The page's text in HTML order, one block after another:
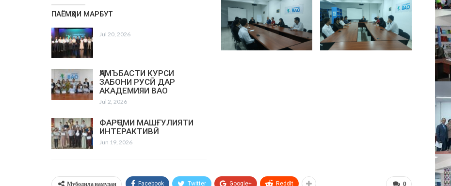
ПАЁМҲОИ МАРБУТ
Jul 20, 2026
ҶАМЪБАСТИ КУРСИ
ЗАБОНИ РУСӢ ДАР
АКАДЕМИЯИ ВАО
Jul 2, 2026
ФАРҶОМИ МАШҒУЛИЯТИ
ИНТЕРАКТИВӢ
Jun 19, 2026
0
Мубодила намудан Facebook Twitter Google+ ReddIt